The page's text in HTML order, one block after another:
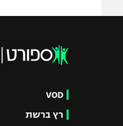
VOD
רץ ברשת